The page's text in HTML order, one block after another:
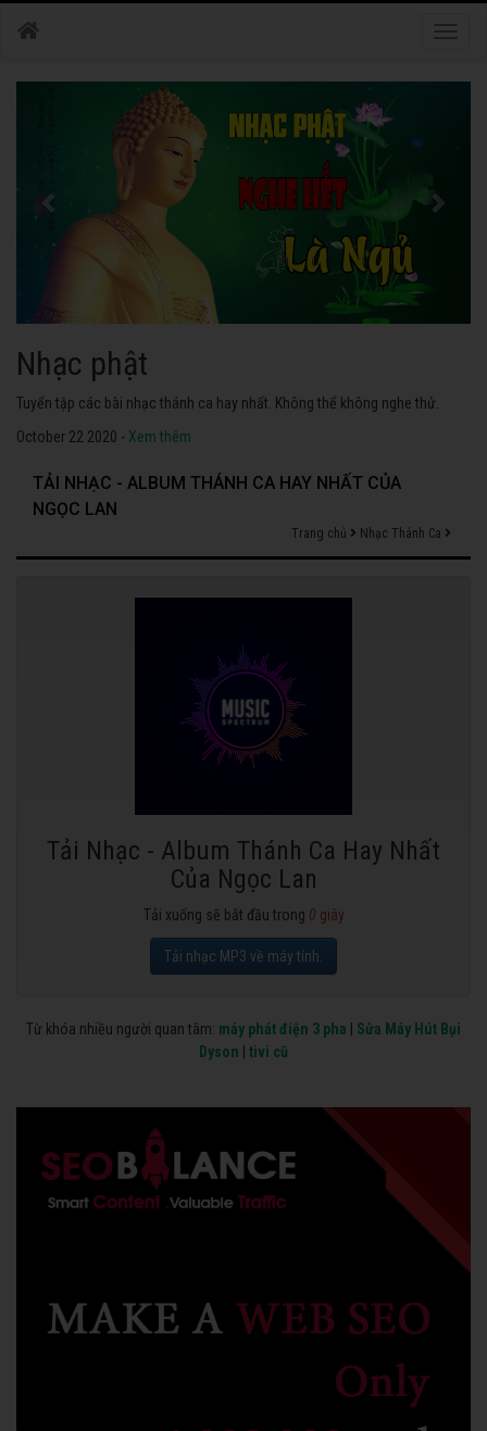
Nhạc phật
Tuyển tập các bài nhạc thánh ca hay nhất. Không thể không nghe thử.
October 22 2020 - Xem thêm
TẢI NHẠC - ALBUM THÁNH CA HAY NHẤT CỦA
NGỌC LAN
Trang chủ Nhạc Thánh Ca
Tải Nhạc - Album Thánh Ca Hay Nhất
Của Ngọc Lan
Tải xuống sẽ bắt đầu trong 0 giây
Tải nhạc MP3 về máy tính.
Từ khóa nhiều người quan tâm: máy phát điện 3 pha
Sửa Máy Hút Bụi
Dyson
tivi cũ